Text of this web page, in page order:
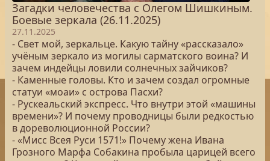
Загадки человечества с Олегом Шишкиным.
Боевые зеркала (26.11.2025)
27.11.2025
- Свет мой, зеркальце. Какую тайну «рассказало»
учёным зеркало из могилы сарматского воина? И
зачем индейцы ловили солнечных зайчиков?
- Каменные головы. Кто и зачем создал огромные
статуи «моаи» с острова Пасхи?
- Рускеальский экспресс. Что внутри этой «машины
времени»? И почему проводницы были редкостью
в дореволюционной России?
- «Мисс Всея Руси 1571!» Почему жена Ивана
Грозного Марфа Собакина пробыла царицей всего